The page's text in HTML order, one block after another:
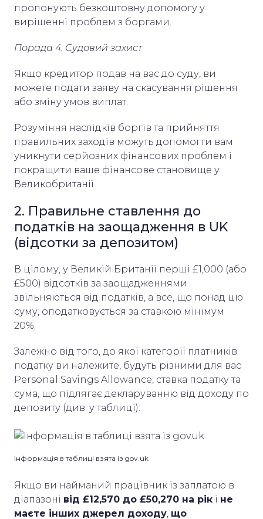
пропонують безкоштовну допомогу у
вирішенні проблем з боргами.
Порада 4. Судовий захист
Якщо кредитор подав на вас до суду, ви
можете подати заяву на скасування рішення
або зміну умов виплат.
Розуміння наслідків боргів та прийняття
правильних заходів можуть допомогти вам
уникнути серйозних фінансових проблем і
покращити ваше фінансове становище у
Великобританії.
2. Правильне ставлення до
податків на заощадження в UK
(відсотки за депозитом)
В цілому, у Великій Британії перші £1,000 (або
£500) відсотків за заощадженнями
звільняються від податків, а все, що понад цю
суму, оподатковується за ставкою мінімум
20%.
Залежно від того, до якої категорії платників
податку ви належите, будуть різними для вас
Personal Savings Allowance, ставка податку та
сума, що підлягає декларуванню від доходу по
депозиту (див. у таблиці):
Інформація в таблиці взята із gov.uk
Якщо ви найманий працівник із заплатою в
діапазоні від £12,570 до £50,270 на рік і не
маєте інших джерел доходу що